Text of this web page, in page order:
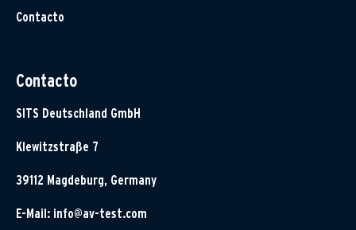
Contacto
Contacto
SITS Deutschland GmbH
Klewitzstraße 7
39112 Magdeburg, Germany
E-Mail: info@av-test.com